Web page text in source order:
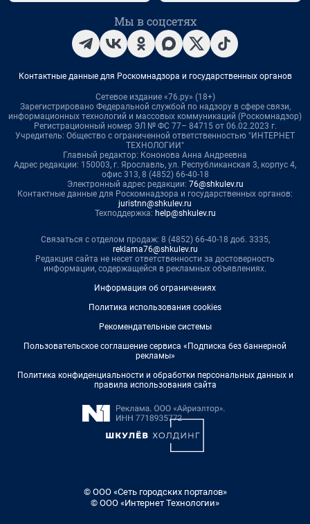
Мы в соцсетях
Контактные данные для Роскомнадзора и государственных органов
Сетевое издание «76.ру» (18+)
Зарегистрировано Федеральной службой по надзору в сфере связи,
информационных технологий и массовых коммуникаций (Роскомнадзор)
Регистрационный номер ЭЛ № ФС 77– 84715 от 06.02.2023 г.
Учредитель: Общество с ограниченной ответственностью "ИНТЕРНЕТ
ТЕХНОЛОГИИ"
Главный редактор: Кононова Анна Андреевна
Адрес редакции: 150003, г. Ярославль, ул. Республиканская 3, корпус 4,
офис 313, 8 (4852) 66-40-18
Электронный адрес редакции: 76@shkulev.ru
Контактные данные для Роскомнадзора и государственных органов:
juristnn@shkulev.ru
Техподдержка: help@shkulev.ru
Связаться с отделом продаж: 8 (4852) 66-40-18 доб. 3335,
reklama76@shkulev.ru
Редакция сайта не несет ответственности за достоверность
информации, содержащейся в рекламных объявлениях.
Информация об ограничениях
Политика использования cookies
Рекомендательные системы
Пользовательское соглашение сервиса «Подписка без баннерной
рекламы»
Политика конфиденциальности и обработки персональных данных и
правила использования сайта
© ООО «Сеть городских порталов»
© ООО «Интернет Технологии»